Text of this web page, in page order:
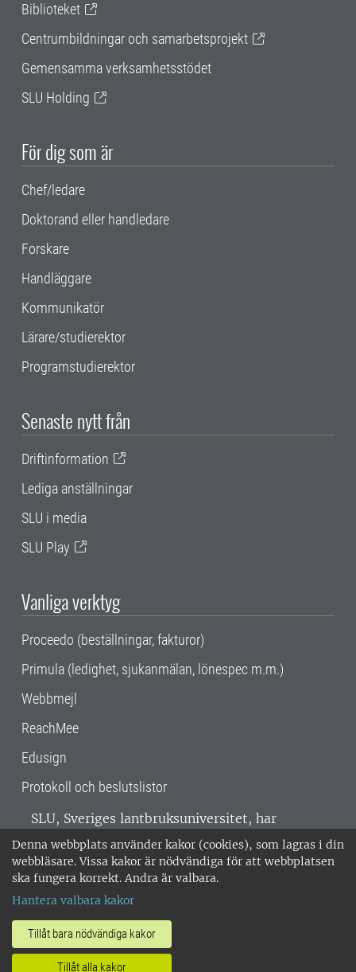
Denna webbplats använder kakor (cookies), som lagras i din
webbläsare. Vissa kakor är nödvändiga för att webbplatsen
ska fungera korrekt. Andra är valbara.
Hantera valbara kakor
Tillåt bara nödvändiga kakor
Tillåt alla kakor
Biblioteket
Centrumbildningar och samarbetsprojekt
Gemensamma verksamhetsstödet
SLU Holding
För dig som är
Chef/ledare
Doktorand eller handledare
Forskare
Handläggare
Kommunikatör
Lärare/studierektor
Programstudierektor
Senaste nytt från
Driftinformation
Lediga anställningar
SLU i media
SLU Play
Vanliga verktyg
Proceedo (beställningar, fakturor)
Primula (ledighet, sjukanmälan, lönespec m.m.)
Webbmejl
ReachMee
Edusign
Protokoll och beslutslistor
SLU, Sveriges lantbruksuniversitet, har
verksamhet över hela Sverige. Huvudorter är
Alnarp, Uppsala och Umeå.SLU är
miljöcertifierat enligt ISO 14001. •
018-67 10 00 • Org nr: 202100-2817 •
Om SLU:s webbplatser
•Hantera kakor•Behandling av